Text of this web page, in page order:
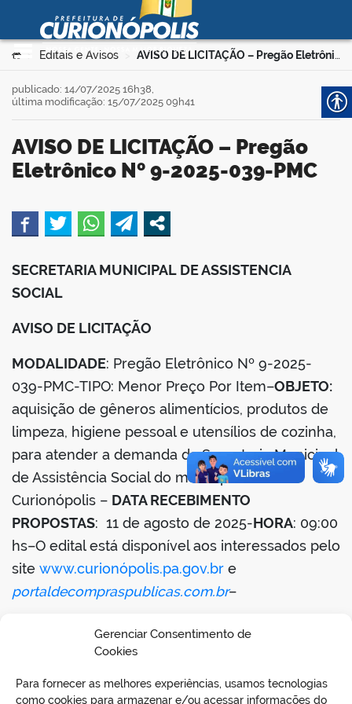
Gerenciar Consentimento de
Cookies
Para fornecer as melhores experiências, usamos tecnologias
como cookies para armazenar e/ou acessar informações do
Ir para o conteúdo
Prefeitura Municipal de
Curionópolis
portal
Você está aqui:
Editais e Avisos > AVISO DE LICITAÇÃO – Pregão Eletrônico Nº 9-2025-039-PMC
AVISO DE LICITAÇÃO – Pregão
Eletrônico Nº 9-2025-039-PMC
publicado: 14/07/2025 16h38,
última modificação: 15/07/2025 09h41
SECRETARIA MUNICIPAL DE ASSISTENCIA
SOCIAL
AVISO DE LICITAÇÃO
MODALIDADE: Pregão Eletrônico Nº 9-2025-
039-PMC-TIPO: Menor Preço Por Item–OBJETO:
aquisição de gêneros alimentícios, produtos de
limpeza, higiene pessoal e utensílios de cozinha,
para atender a demanda da Secretaria Municipal
de Assistência Social do município de
Curionópolis – DATA RECEBIMENTO
PROPOSTAS: 11 de agosto de 2025-HORA: 09:00
hs–O edital está disponível aos interessados pelo
site www.curionópolis.pa.gov.br e
portaldecompraspublicas.com.br–
Curionópolis, 14 de julho de 2025–Simone
Rodrigues Deziderio-Pregoeira
BAIXAR EDITAL